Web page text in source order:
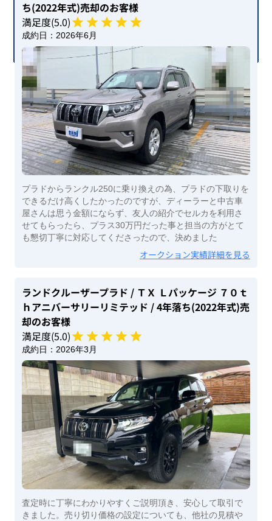
ち(2022年式)売却のお客様
満足度(5.0)
成約日： 2026年6月
プラドからランクル250に乗り換えの為、プラドの下取りを
できるだけ高くしたかったのですが、ディーラーと中古車
屋さんは思う金額にならず、友人の紹介でセルカを利用さ
せてもらったら、プラス30万円だった事と担当の方がとて
も懇切丁寧に対応してくださったので、決めました
オークション実績詳細を見る
ランドクルーザープラド / ＴＸ Ｌパッケージ ７０ｔ
ｈアニバーサリーリミテッド / 4年落ち(2022年式)売
却のお客様
満足度(5.0)
成約日： 2026年3月
査定時に丁寧にわかりやすくご説明頂き、安心して取引で
きました。売り切り価格の設定についても、他社の見積や